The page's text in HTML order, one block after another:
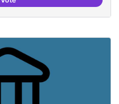
Suport a projectes digitals i